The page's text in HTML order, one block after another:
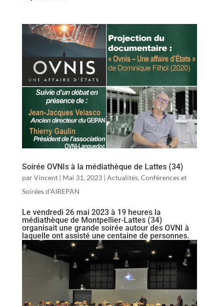
Soirée OVNIs à la médiathèque de Lattes (34)
parVincent| Mai 31, 2023| Actualités, Conférences et
Soirées d'AIREPAN
Le vendredi 26 mai 2023 à 19 heures la
médiathèque de Montpellier-Lattes (34)
organisait une grande soirée autour des OVNI à
laquelle ont assisté une centaine de personnes.